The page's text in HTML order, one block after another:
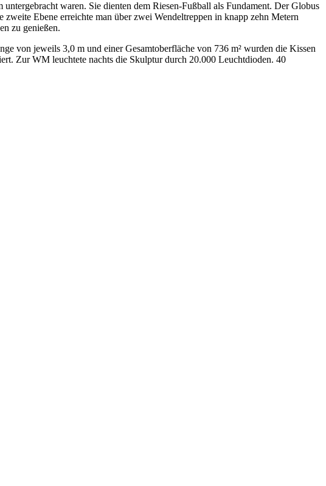
waren. Sie dienten dem Riesen-Fußball als Fundament. Der Globus
Ebene erreichte man über zwei Wendeltreppen in knapp zehn Metern
zu genießen.
von jeweils 3,0 m und einer Gesamtoberfläche von 736 m² wurden die Kissen
Zur WM leuchtete nachts die Skulptur durch 20.000 Leuchtdioden. 40